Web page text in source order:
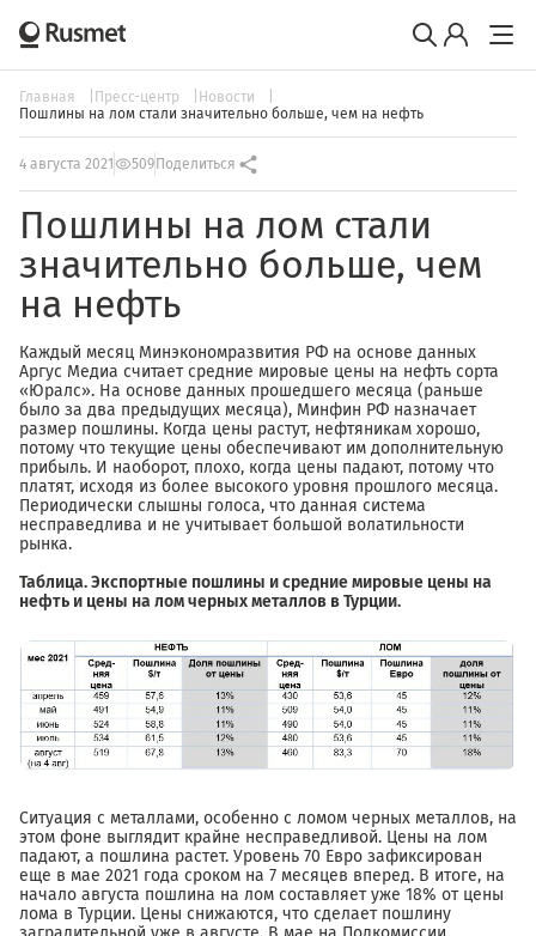
Главная Пресс-центр
Новости
Пошлины на лом стали значительно больше, чем на нефть
4 августа 2021 509 Поделиться
Пошлины на лом стали
значительно больше, чем
на нефть
Каждый месяц Минэкономразвития РФ на основе данных
Аргус Медиа считает средние мировые цены на нефть сорта
«Юралс». На основе данных прошедшего месяца (раньше
было за два предыдущих месяца), Минфин РФ назначает
размер пошлины. Когда цены растут, нефтяникам хорошо,
потому что текущие цены обеспечивают им дополнительную
прибыль. И наоборот, плохо, когда цены падают, потому что
платят, исходя из более высокого уровня прошлого месяца.
Периодически слышны голоса, что данная система
несправедлива и не учитывает большой волатильности
рынка.
Таблица. Экспортные пошлины и средние мировые цены на
нефть и цены на лом черных металлов в Турции.
Ситуация с металлами, особенно с ломом черных металлов, на
этом фоне выглядит крайне несправедливой. Цены на лом
падают, а пошлина растет. Уровень 70 Евро зафиксирован
еще в мае 2021 года сроком на 7 месяцев вперед. В итоге, на
начало августа пошлина на лом составляет уже 18% от цены
лома в Турции. Цены снижаются, что сделает пошлину